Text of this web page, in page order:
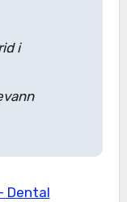
i
Dental